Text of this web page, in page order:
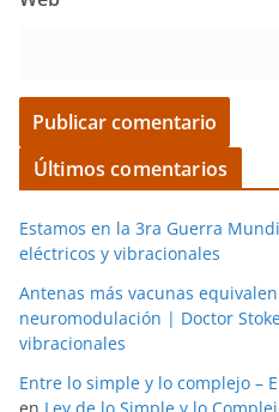
Últimos comentarios
Estamos en la 3ra Guerra
eléctricos y vibracionales
Antenas más vacunas
neuromodulación | Doctor
vibracionales
Entre lo simple y lo complejo –
en Ley de lo Simple y lo